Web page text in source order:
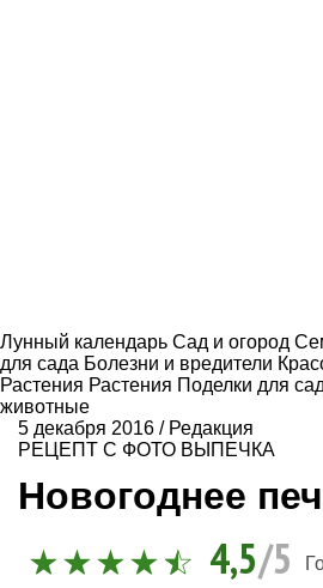
Лунный календарь Сад и огород
для сада Болезни и вредители
Растения Растения Поделки для
животные
5 декабря 2016 / Редакция
РЕЦЕПТ С ФОТО ВЫПЕЧКА
Новогоднее
4,5/5